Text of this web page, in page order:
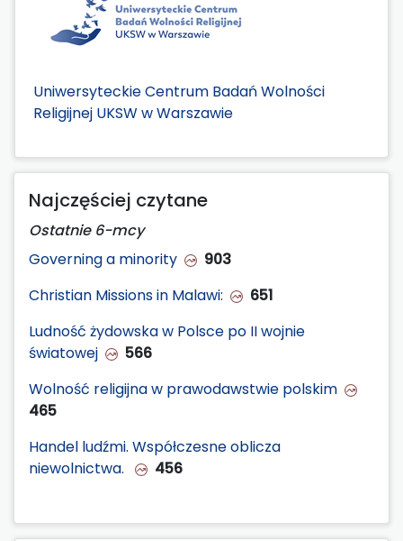
Uniwersyteckie Centrum Badań Wolności
Religijnej UKSW w Warszawie
Najczęściej czytane
Ostatnie 6-mcy
Governing a minority
903
Christian Missions in Malawi:
651
Ludność żydowska w Polsce po II wojnie
światowej
566
Wolność religijna w prawodawstwie polskim
465
Handel ludźmi. Współczesne oblicza
niewolnictwa.
456